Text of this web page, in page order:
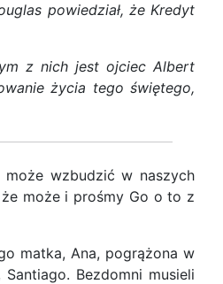
powiedział, że Kredyt
z nich jest ojciec Albert
życia tego świętego,
może wzbudzić w naszych
może i prośmy Go o to z
matka, Ana, pogrążona w
Bezdomni musieli